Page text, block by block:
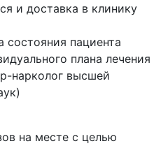
и доставка в клинику
состояния пациента
плана лечения
нарколог высшей
на месте с целью